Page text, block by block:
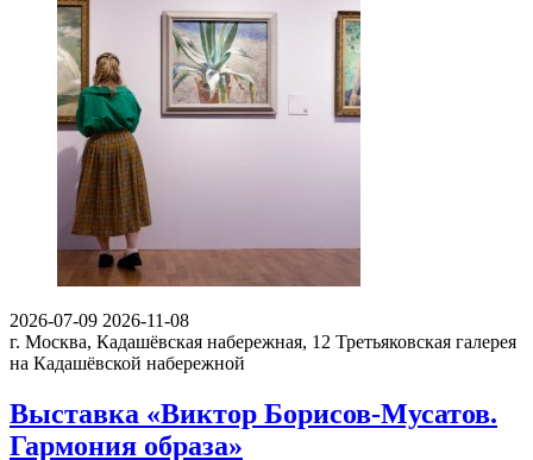
2026-07-09 2026-11-08
г. Москва, Кадашёвская набережная, 12 Третьяковская галерея
на Кадашёвской набережной
Выставка «Виктор Борисов-Мусатов.
Гармония образа»